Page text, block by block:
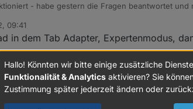
- habe gestern die Fragen beantwortet und
installiert (0.0.14 - und auch von mir vielen
Upload hochgeladen, aber er findet die index.html
09:41
in dem Tab Adapter, Expertenmodus,
Hallo! Könnten wir bitte einige zusätzliche
Funktionalität & Analytics aktivieren? Sie
Zustimmung später jederzeit ändern oder